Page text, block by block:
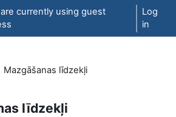
currently using guest
Log
in
Mazgāšanas līdzekļi
līdzekļi